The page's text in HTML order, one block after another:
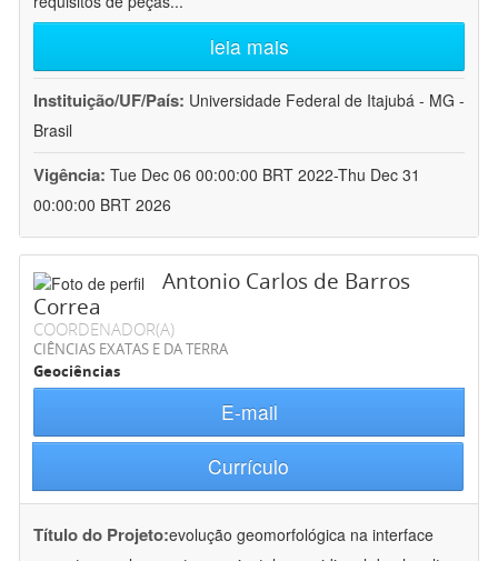
leia mais
Instituição/UF/País: Universidade Federal de Itajubá - MG -
Brasil
Vigência: Tue Dec 06 00:00:00 BRT 2022-Thu Dec 31
00:00:00 BRT 2026
Antonio Carlos de Barros
Correa
COORDENADOR(A)
CIÊNCIAS EXATAS E DA TERRA
Geociências
E-mail
Currículo
Título do Projeto:evolução geomorfológica na interface